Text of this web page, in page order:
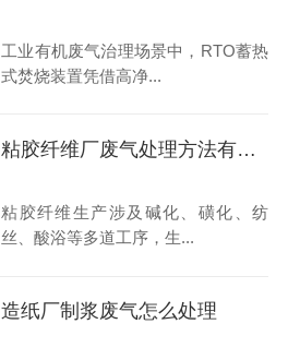
工业有机废气治理场景中，RTO蓄热
式焚烧装置凭借高净...
粘胶纤维厂废气处理方法有哪些
粘胶纤维生产涉及碱化、磺化、纺
丝、酸浴等多道工序，生...
造纸厂制浆废气怎么处理